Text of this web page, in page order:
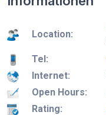
Location:
Tel:
Internet:
Open Hours:
Rating: